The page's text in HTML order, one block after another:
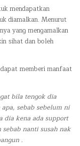
TERUTAMA
MAK-
MAK
TIAP
KALI
NAK
SOLAT
mendapatkan
diamalkan. Menurut
yang mengamalkan
sihat dan boleh
memberi manfaat
bila tengok dia
sebab sebelum ni
dia kena ada support
nanti susah nak
.